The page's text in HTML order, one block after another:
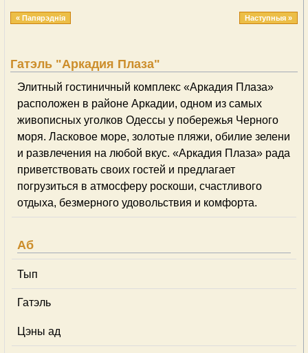
« Папярэднія Наступныя »
Гатэль "Аркадия Плаза"
Элитный гостиничный комплекс «Аркадия Плаза»
расположен в районе Аркадии, одном из самых
живописных уголков Одессы у побережья Черного
моря. Ласковое море, золотые пляжи, обилие зелени
и развлечения на любой вкус. «Аркадия Плаза» рада
приветствовать своих гостей и предлагает
погрузиться в атмосферу роскоши, счастливого
отдыха, безмерного удовольствия и комфорта.
Аб
Тып
Гатэль
Цэны ад